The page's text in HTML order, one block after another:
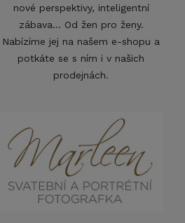
nové perspektivy, inteligentní
zábava... Od žen pro ženy.
Nabízíme jej na našem e-shopu a
potkáte se s ním i v našich
prodejnách.